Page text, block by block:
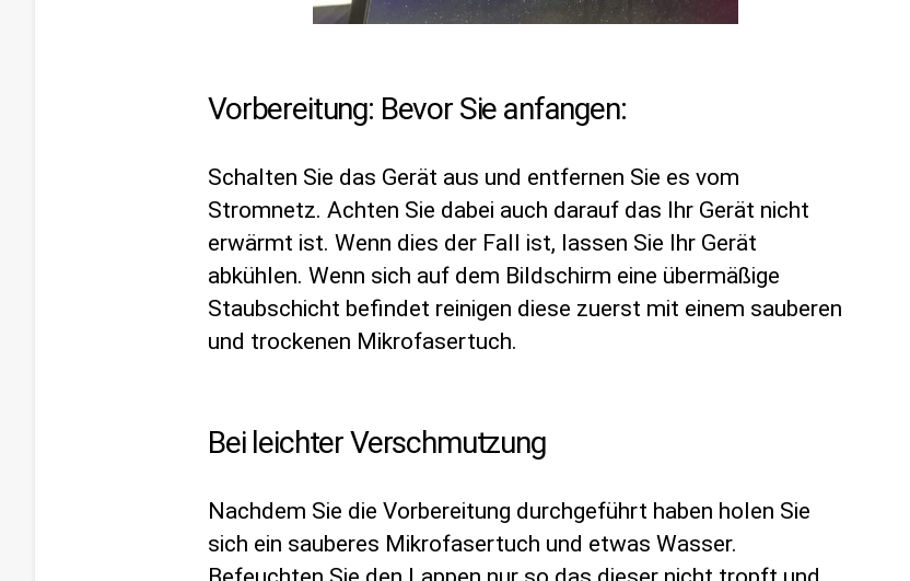
Vorbereitung: Bevor Sie anfangen:
Schalten Sie das Gerät aus und entfernen Sie es vom
Stromnetz. Achten Sie dabei auch darauf das Ihr Gerät nicht
erwärmt ist. Wenn dies der Fall ist, lassen Sie Ihr Gerät
abkühlen. Wenn sich auf dem Bildschirm eine übermäßige
Staubschicht befindet reinigen diese zuerst mit einem sauberen
und trockenen Mikrofasertuch.
Bei leichter Verschmutzung
Nachdem Sie die Vorbereitung durchgeführt haben holen Sie
sich ein sauberes Mikrofasertuch und etwas Wasser.